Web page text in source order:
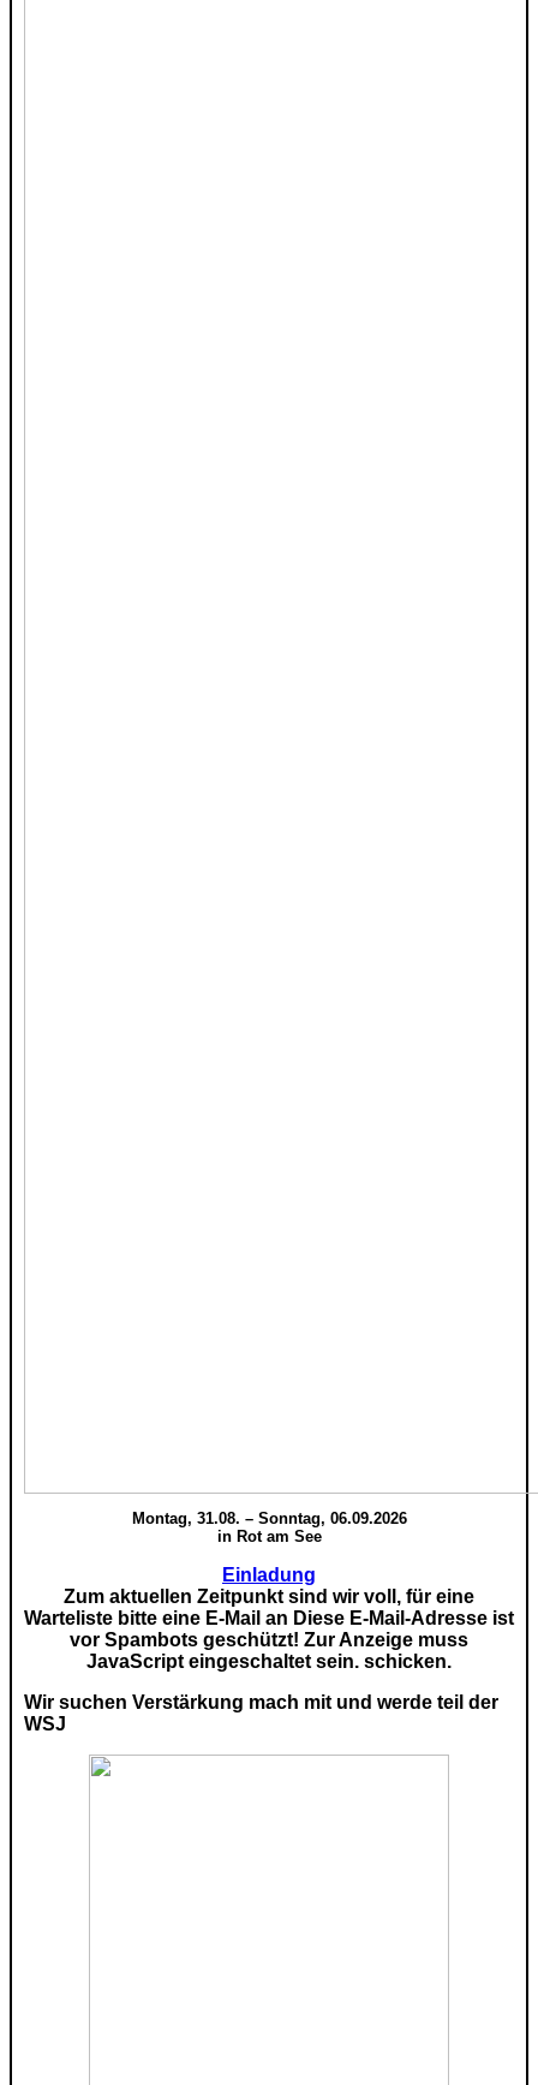
Montag, 31.08. – Sonntag, 06.09.2026
in Rot am See
Einladung
Zum aktuellen Zeitpunkt sind wir voll, für eine
Warteliste bitte eine E-Mail an Diese E-Mail-Adresse ist
vor Spambots geschützt! Zur Anzeige muss
JavaScript eingeschaltet sein. schicken.
Wir suchen Verstärkung mach mit und werde teil der
WSJ